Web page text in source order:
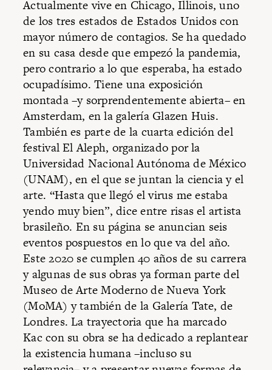
Actualmente vive en Chicago, Illinois, uno
de los tres estados de Estados Unidos con
mayor número de contagios. Se ha quedado
en su casa desde que empezó la pandemia,
pero contrario a lo que esperaba, ha estado
ocupadísimo. Tiene una exposición
montada –y sorprendentemente abierta– en
Amsterdam, en la galería Glazen Huis.
También es parte de la cuarta edición del
festival El Aleph, organizado por la
Universidad Nacional Autónoma de México
(UNAM), en el que se juntan la ciencia y el
arte. “Hasta que llegó el virus me estaba
yendo muy bien”, dice entre risas el artista
brasileño. En su página se anuncian seis
eventos pospuestos en lo que va del año.
Este 2020 se cumplen 40 años de su carrera
y algunas de sus obras ya forman parte del
Museo de Arte Moderno de Nueva York
(MoMA) y también de la Galería Tate, de
Londres. La trayectoria que ha marcado
Kac con su obra se ha dedicado a replantear
la existencia humana –incluso su